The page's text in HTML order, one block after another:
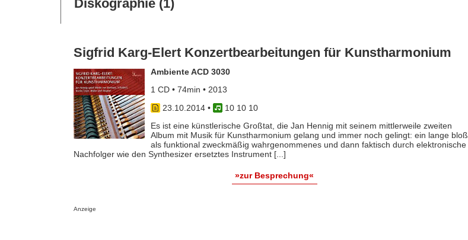
Diskographie (1)
Sigfrid Karg-Elert Konzertbearbeitungen für Kunstharmonium
Ambiente ACD 3030
1 CD • 74min • 2013
23.10.2014•
10 10 10
Es ist eine künstlerische Großtat, die Jan Hennig mit seinem mittlerweile zweiten
Album mit Musik für Kunstharmonium gelang und immer noch gelingt: ein lange bloß
als funktional zweckmäßig wahrgenommenes und dann faktisch durch elektronische
Nachfolger wie den Synthesizer ersetztes Instrument [...]
»zur Besprechung«
Anzeige